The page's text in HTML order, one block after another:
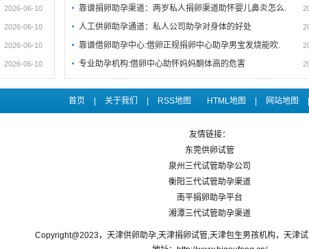
2026-06-10
2026-06-10
2026-06-10
2026-06-10
靠谱捐卵助孕渠道：两岁私人捐卵渠道助怀婴儿鼻炎怎么.
人工供卵助孕通道：私人公司助孕对身体的好处
靠谱借卵助孕中心:借卵正规捐卵中心助孕男宝发烧能吹.
专业助孕机构:借卵中心助怀妈妈酮体高的危害
首页 关于我们 RSS地图 HTML地图 网站地图
友情链接：
东莞供卵试管
泉州三代试管助孕公司
衡阳三代试管助孕渠道
南平捐卵助孕平台
湘潭三代试管助孕渠道
Copyright@2023，天津供卵助孕,天津捐卵试管,天津包生男孩机构，天津